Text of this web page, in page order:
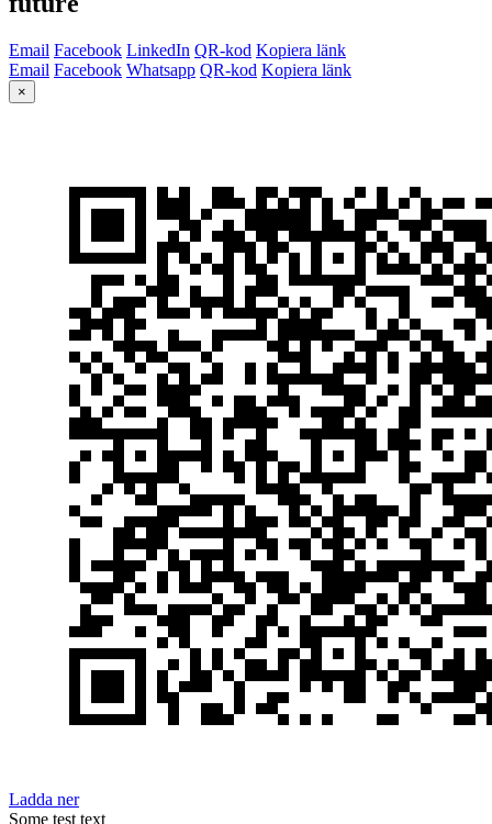
Email Facebook LinkedIn QR-kod Kopiera länk
Email Facebook Whatsapp QR-kod Kopiera länk
×
Ladda ner
Some test text